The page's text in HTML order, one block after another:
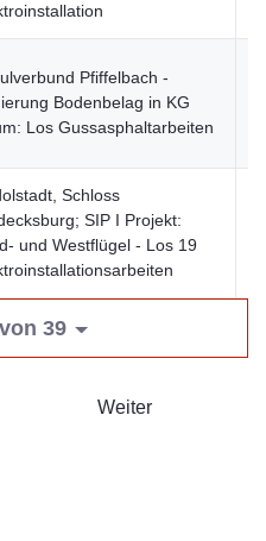
Pfiffelbach -
Bodenbelag in KG
Los Gussasphaltarbeiten
Schloss
SIP I Projekt:
und Westflügel - Los 19
39
Weiter